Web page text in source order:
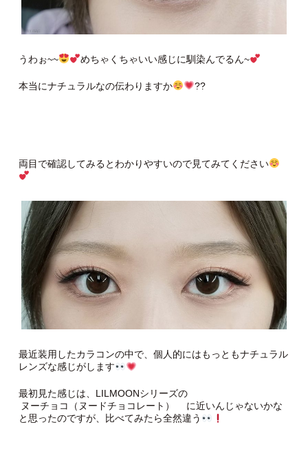
うわぉ~~ めちゃくちゃいい感じに馴染んでるん~
本当にナチュラルなの伝わりますか ??
両目で確認してみるとわかりやすいので見てみてください
最近装用したカラコンの中で、個人的にはもっともナチュラル
レンズな感じがします
最初見た感じは、LILMOONシリーズの
ヌーチョコ（ヌードチョコレート）
に近いんじゃないかな
と思ったのですが、比べてみたら全然違う